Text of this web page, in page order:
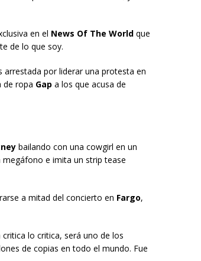
en el News Of The Worldque
de lo que soy.
arrestada por liderar una protesta en
de ropa Gap a los que acusa de
bailando con una cowgirl en un
e imita un strip tease
a mitad del concierto en Fargo,
critica lo critica, será uno de los
de copias en todo el mundo. Fue